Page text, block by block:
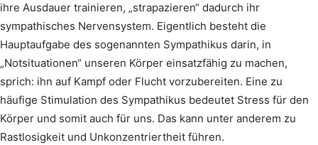
ihre Ausdauer trainieren, „strapazieren“ dadurch ihr
sympathisches Nervensystem. Eigentlich besteht die
Hauptaufgabe des sogenannten Sympathikus darin, in
„Notsituationen“ unseren Körper einsatzfähig zu machen,
sprich: ihn auf Kampf oder Flucht vorzubereiten. Eine zu
häufige Stimulation des Sympathikus bedeutet Stress für den
Körper und somit auch für uns. Das kann unter anderem zu
Rastlosigkeit und Unkonzentriertheit führen.